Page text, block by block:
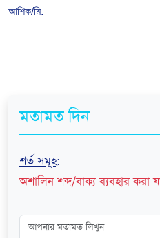
আশিক/মি.
মতামত দিন
শর্ত সমূহ:
অশালিন শব্দ/বাক্য ব্যবহার করা